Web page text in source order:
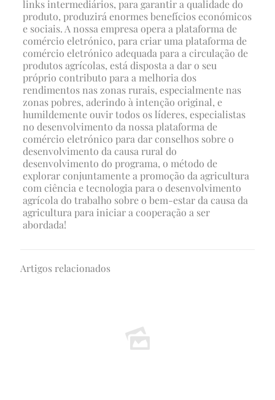
links intermediários, para garantir a qualidade do
produto, produzirá enormes benefícios económicos
e sociais. A nossa empresa opera a plataforma de
comércio eletrónico, para criar uma plataforma de
comércio eletrónico adequada para a circulação de
produtos agrícolas, está disposta a dar o seu
próprio contributo para a melhoria dos
rendimentos nas zonas rurais, especialmente nas
zonas pobres, aderindo à intenção original, e
humildemente ouvir todos os líderes, especialistas
no desenvolvimento da nossa plataforma de
comércio eletrónico para dar conselhos sobre o
desenvolvimento da causa rural do
desenvolvimento do programa, o método de
explorar conjuntamente a promoção da agricultura
com ciência e tecnologia para o desenvolvimento
agrícola do trabalho sobre o bem-estar da causa da
agricultura para iniciar a cooperação a ser
abordada!
Artigos relacionados